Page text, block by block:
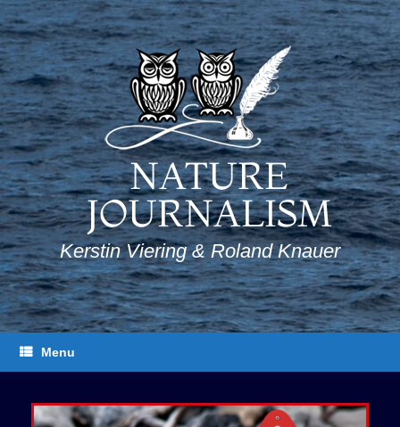
Skip
to
content
NATURE
JOURNALISM
Kerstin Viering & Roland Knauer
Menu